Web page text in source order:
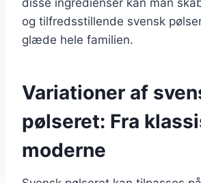
og tilfredsstillende svensk
glæde hele familien.
Variationer af
pølseret: Fra
moderne